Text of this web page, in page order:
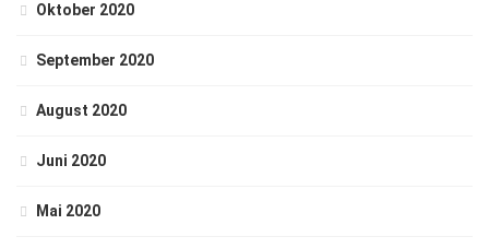
Oktober 2020
September 2020
August 2020
Juni 2020
Mai 2020